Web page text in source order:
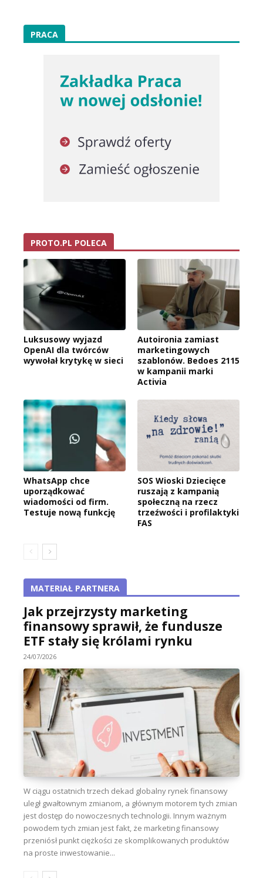
PRACA
PROTO.PL POLECA
Luksusowy wyjazd
OpenAI dla twórców
wywołał krytykę w sieci
Autoironia zamiast
marketingowych
szablonów. Bedoes 2115
w kampanii marki
Activia
WhatsApp chce
uporządkować
wiadomości od firm.
Testuje nową funkcję
SOS Wioski Dziecięce
ruszają z kampanią
społeczną na rzecz
trzeźwości i profilaktyki
FAS
MATERIAŁ PARTNERA
Jak przejrzysty marketing
finansowy sprawił, że fundusze
ETF stały się królami rynku
24/07/2026
W ciągu ostatnich trzech dekad globalny rynek finansowy
uległ gwałtownym zmianom, a głównym motorem tych zmian
jest dostęp do nowoczesnych technologii. Innym ważnym
powodem tych zmian jest fakt, że marketing finansowy
przeniósł punkt ciężkości ze skomplikowanych produktów
na proste inwestowanie...